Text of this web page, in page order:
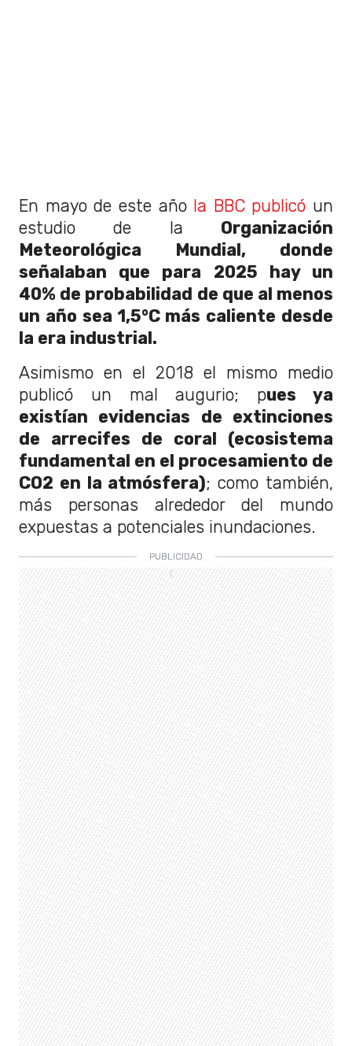
En mayo de este año la BBC publicó un
estudio de la Organización
Meteorológica Mundial, donde
señalaban que para 2025 hay un
40% de probabilidad de que al menos
un año sea 1,5°C más caliente desde
la era industrial.
Asimismo en el 2018 el mismo medio
publicó un mal augurio; pues ya
existían evidencias de extinciones
de arrecifes de coral (ecosistema
fundamental en el procesamiento de
CO2 en la atmósfera); como también,
más personas alrededor del mundo
expuestas a potenciales inundaciones.